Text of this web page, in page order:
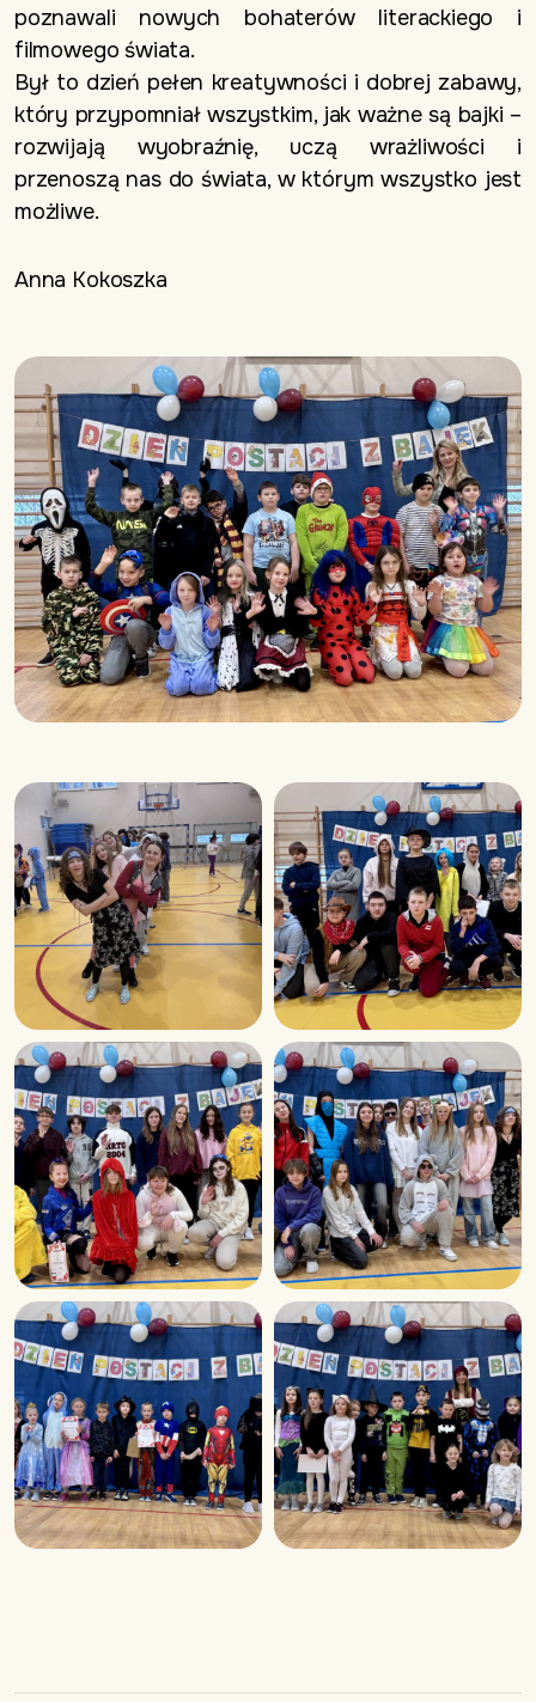
poznawali nowych bohaterów literackiego i
filmowego świata.
Był to dzień pełen kreatywności i dobrej zabawy,
który przypomniał wszystkim, jak ważne są bajki –
rozwijają wyobraźnię, uczą wrażliwości i
przenoszą nas do świata, w którym wszystko jest
możliwe.
Anna Kokoszka